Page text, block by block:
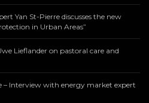
Yan St-Pierre discusses the new
in Urban Areas”
Lieflander on pastoral care and
– Interview with energy market expert